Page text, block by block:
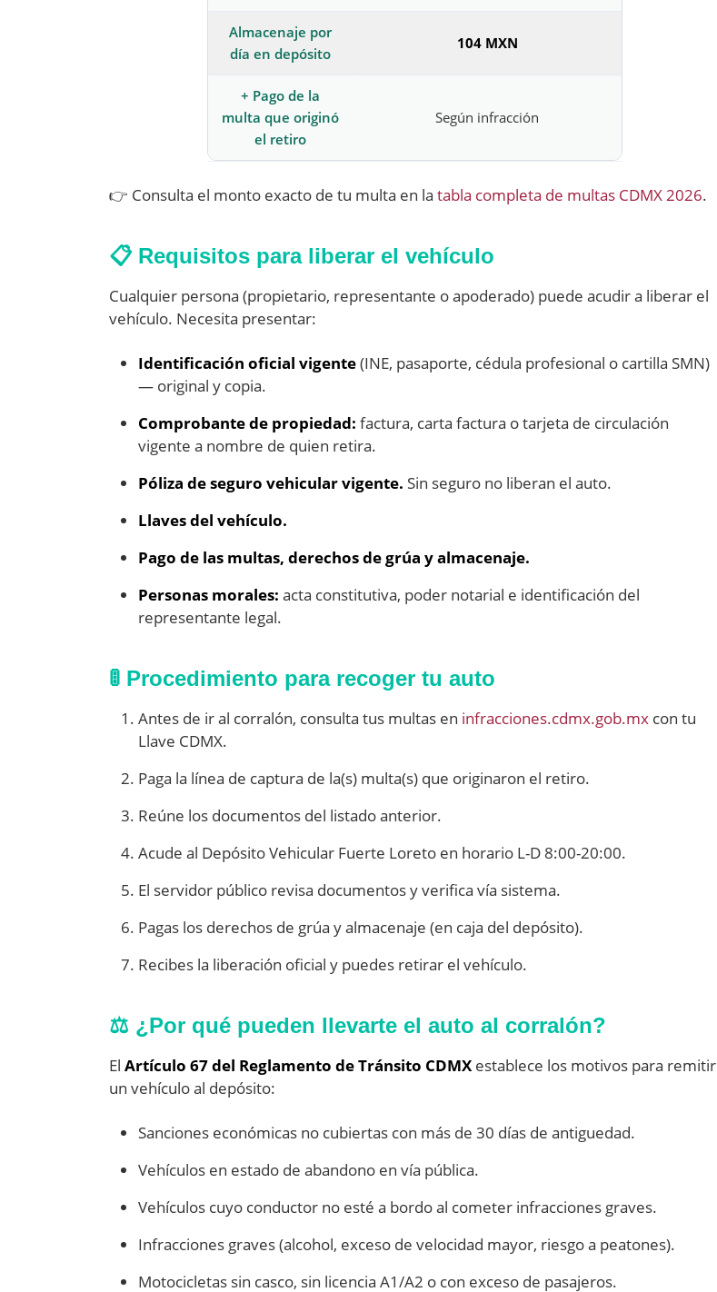
Almacenaje por
día en depósito
104 MXN
+ Pago de la
multa que originó
el retiro
Según infracción
👉 Consulta el monto exacto de tu multa en la tabla completa de multas CDMX 2026.
📋 Requisitos para liberar el vehículo
Cualquier persona (propietario, representante o apoderado) puede acudir a liberar el
vehículo. Necesita presentar:
Identificación oficial vigente(INE, pasaporte, cédula profesional o cartilla SMN)
— original y copia.
Comprobante de propiedad: factura, carta factura o tarjeta de circulación
vigente a nombre de quien retira.
Póliza de seguro vehicular vigente. Sin seguro no liberan el auto.
Llaves del vehículo.
Pago de las multas, derechos de grúa y almacenaje.
Personas morales: acta constitutiva, poder notarial e identificación del
representante legal.
🚦 Procedimiento para recoger tu auto
Antes de ir al corralón, consulta tus multas en infracciones.cdmx.gob.mx con tu
Llave CDMX.
Paga la línea de captura de la(s) multa(s) que originaron el retiro.
Reúne los documentos del listado anterior.
Acude al Depósito Vehicular Fuerte Loreto en horario L-D 8:00-20:00.
El servidor público revisa documentos y verifica vía sistema.
Pagas los derechos de grúa y almacenaje (en caja del depósito).
Recibes la liberación oficial y puedes retirar el vehículo.
⚖️ ¿Por qué pueden llevarte el auto al corralón?
El Artículo 67 del Reglamento de Tránsito CDMX establece los motivos para remitir
un vehículo al depósito:
Sanciones económicas no cubiertas con más de 30 días de antiguedad.
Vehículos en estado de abandono en vía pública.
Vehículos cuyo conductor no esté a bordo al cometer infracciones graves.
Infracciones graves (alcohol, exceso de velocidad mayor, riesgo a peatones).
Motocicletas sin casco, sin licencia A1/A2 o con exceso de pasajeros.